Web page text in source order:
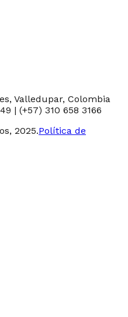
Valledupar, Colombia
| (+57) 310 658 3166
2025.Política de